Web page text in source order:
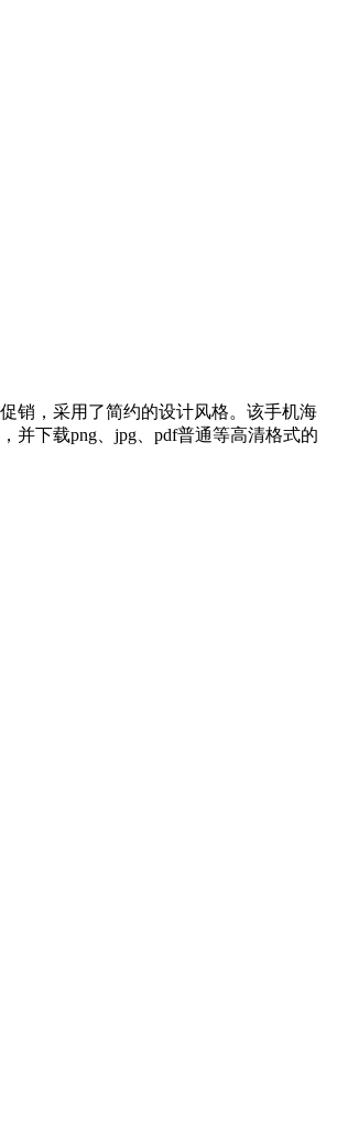
销，采用了简约的设计风格。该手机海
并下载png、jpg、pdf普通等高清格式的